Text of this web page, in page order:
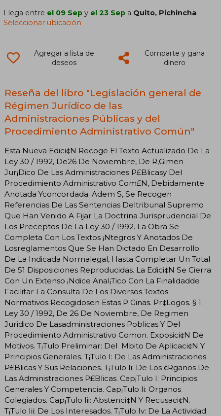
Llega entre el 09 Sep y el 23 Sep a Quito, Pichincha.
Seleccionar ubicación
Agregar a lista de
deseos
Comparte y gana
dinero
Reseña del libro "Legislación general de
Régimen Jurídico de las
Administraciones Públicas y del
Procedimiento Administrativo Común"
Esta Nueva Edici¢N Recoge El Texto Actualizado De La
Ley 30 / 1992, De26 De Noviembre, De R‚Gimen
Jur¡Dico De Las Administraciones P£Blicasy Del
Procedimiento Administrativo Com£N, Debidamente
Anotada Yconcordada. Adem S, Se Recogen
Referencias De Las Sentencias Deltribunal Supremo
Que Han Venido A Fijar La Doctrina Jurisprudencial De
Los Preceptos De La Ley 30 / 1992. La Obra Se
Completa Con Los Textos ¡Ntegros Y Anotados De
Losreglamentos Que Se Han Dictado En Desarrollo
De La Indicada Normalegal, Hasta Completar Un Total
De 51 Disposiciones Reproducidas. La Edici¢N Se Cierra
Con Un Extenso ¡Ndice Anal¡Tico Con La Finalidadde
Facilitar La Consulta De Los Diversos Textos
Normativos Recogidosen Estas P Ginas. Pr¢Logos. § 1.
Ley 30 / 1992, De 26 De Noviembre, De Regimen
Juridico De Lasadministraciones Poblicas Y Del
Procedimiento Administrativo Comon. Exposici¢N De
Motivos. T¡Tulo Preliminar: Del Mbito De Aplicaci¢N Y
Principios Generales. T¡Tulo I: De Las Administraciones
P£Blicas Y Sus Relaciones. T¡Tulo Ii: De Los ¢Rganos De
Las Administraciones P£Blicas. Cap¡Tulo I: Principios
Generales Y Competencia. Cap¡Tulo Ii: Organos
Colegiados. Cap¡Tulo Iii: Abstenci¢N Y Recusaci¢N.
T¡Tulo Iii: De Los Interesados. T¡Tulo Iv: De La Actividad